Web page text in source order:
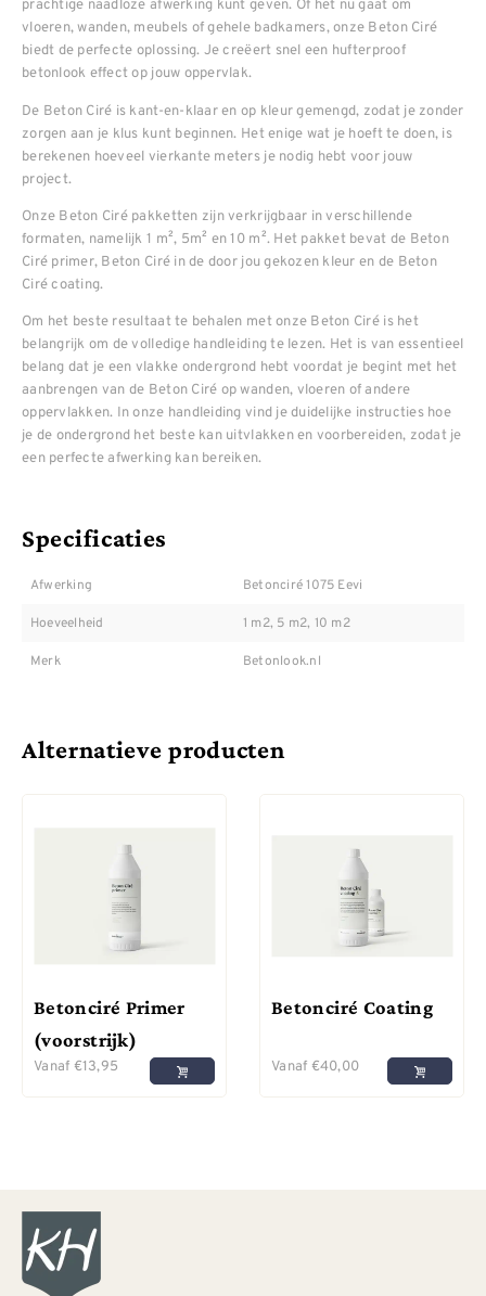
prachtige naadloze afwerking kunt geven. Of het nu gaat om
vloeren, wanden, meubels of gehele badkamers, onze Beton Ciré
biedt de perfecte oplossing. Je creëert snel een hufterproof
betonlook effect op jouw oppervlak.
De Beton Ciré is kant-en-klaar en op kleur gemengd, zodat je zonder
zorgen aan je klus kunt beginnen. Het enige wat je hoeft te doen, is
berekenen hoeveel vierkante meters je nodig hebt voor jouw
project.
Onze Beton Ciré pakketten zijn verkrijgbaar in verschillende
formaten, namelijk 1 m², 5m² en 10 m². Het pakket bevat de Beton
Ciré primer, Beton Ciré in de door jou gekozen kleur en de Beton
Ciré coating.
Om het beste resultaat te behalen met onze Beton Ciré is het
belangrijk om de volledige handleiding te lezen. Het is van essentieel
belang dat je een vlakke ondergrond hebt voordat je begint met het
aanbrengen van de Beton Ciré op wanden, vloeren of andere
oppervlakken. In onze handleiding vind je duidelijke instructies hoe
je de ondergrond het beste kan uitvlakken en voorbereiden, zodat je
een perfecte afwerking kan bereiken.
Specificaties
Afwerking Betonciré 1075 Eevi
Hoeveelheid 1 m2, 5 m2, 10 m2
Merk Betonlook.nl
Alternatieve producten
Betonciré Primer
(voorstrijk)
Vanaf €13,95
Betonciré Coating
Vanaf €40,00